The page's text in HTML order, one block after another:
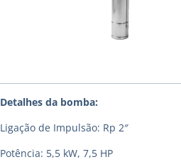
Detalhes da bomba:
Ligação de Impulsão: Rp 2″
Potência: 5,5 kW, 7,5 HP